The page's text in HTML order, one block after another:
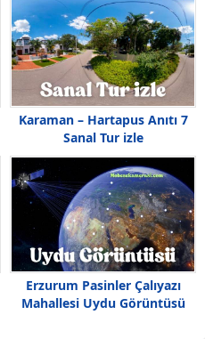
Karaman – Hartapus Anıtı 7
Sanal Tur izle
Erzurum Pasinler Çalıyazı
Mahallesi Uydu Görüntüsü